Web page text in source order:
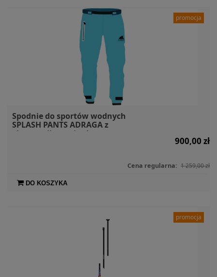
Spodnie do sportów wodnych
SPLASH PANTS ADRAGA z
ekspozycji rozmiar L
900,00 zł
Cena regularna: 1 259,00 zł
DO KOSZYKA
promocja
promocja